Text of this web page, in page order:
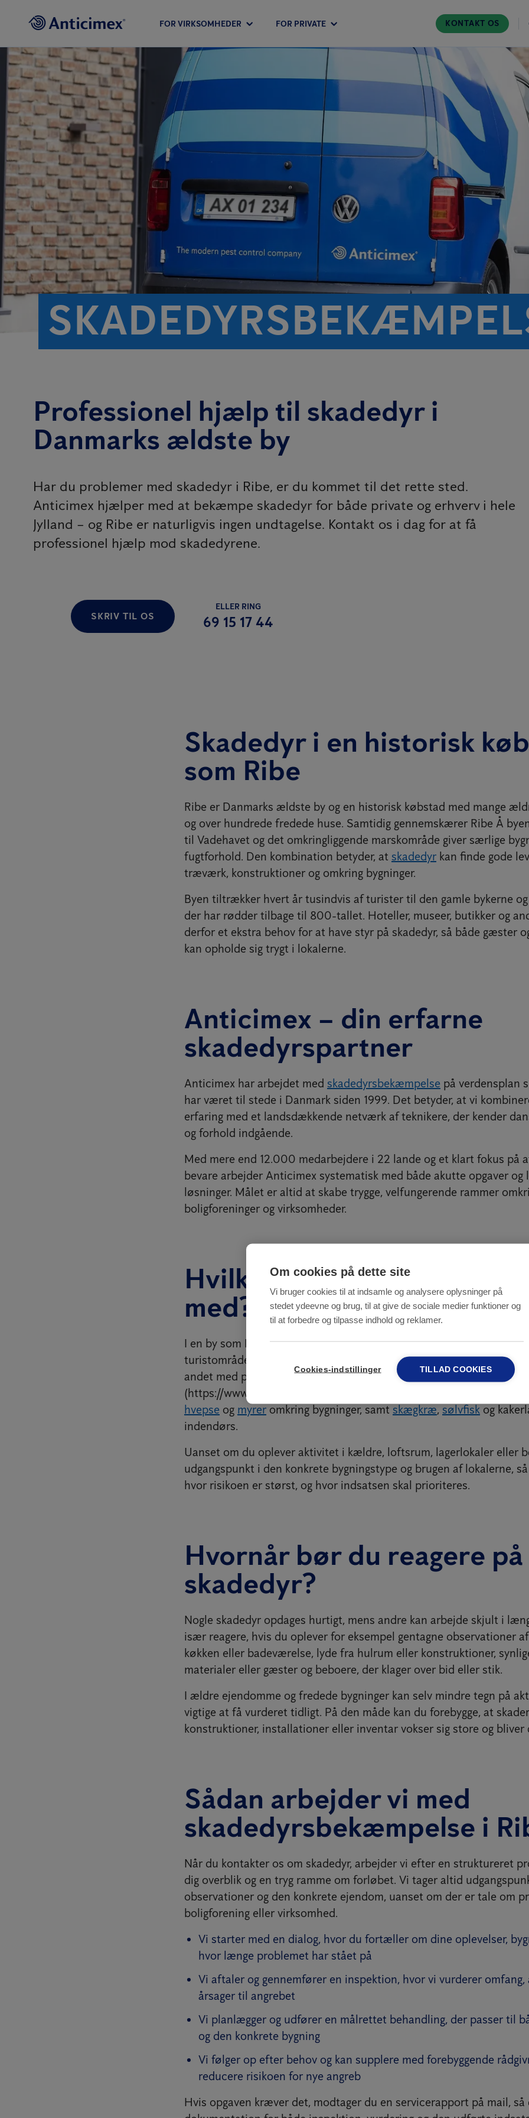
FOR VIRKSOMHEDER FOR PRIVATE KONTAKT OS
Professionel hjælp til skadedyr i
Danmarks ældste by
Har du problemer med skadedyr i Ribe, er du kommet til det rette sted.
Anticimex hjælper med at bekæmpe skadedyr for både private og erhverv i hele
Jylland – og Ribe er naturligvis ingen undtagelse. Kontakt os i dag for at få
professionel hjælp mod skadedyrene.
SKRIV TIL OS
ELLER RING
69 15 17 44
Skadedyr i en historisk
som Ribe
Ribe er Danmarks ældste by og en historisk købstad med mange
og over hundrede fredede huse. Samtidig gennemskærer Ribe Å
til Vadehavet og det omkringliggende marskområde giver særlige
fugtforhold. Den kombination betyder, at skadedyr kan finde gode
træværk, konstruktioner og omkring bygninger.
Byen tiltrækker hvert år tusindvis af turister til den gamle bykerne
der har rødder tilbage til 800-tallet. Hoteller, museer, butikker og
derfor et ekstra behov for at have styr på skadedyr, så både gæster
kan opholde sig trygt i lokalerne.
Anticimex – din erfarne
skadedyrspartner
Anticimex har arbejdet med skadedyrsbekæmpelse på verdensplan
har været til stede i Danmark siden 1999. Det betyder, at vi
erfaring med et landsdækkende netværk af teknikere, der kender
og forhold indgående.
Med mere end 12.000 medarbejdere i 22 lande og et klart fokus på
bevare arbejder Anticimex systematisk med både akutte opgaver og
løsninger. Målet er altid at skabe trygge, velfungerende rammer
boligforeninger og virksomheder.
Hvilke skadedyr hjælper
med?
I en by som Ribe med både gamle bindingsværkshuse, nyere boliger
turistområder kan du møde mange forskellige skadedyr. Anticimex
andet med problemer medrotterogmus
i erhvervsejendomme,
(https://www.anticimex.dk/vaeggelus/) i forbindelse med
hvepse og myrer omkring bygninger, samt skægkræ, sølvfisk og
indendørs.
Uanset om du oplever aktivitet i kældre, loftsrum, lagerlokaler eller
udgangspunkt i den konkrete bygningstype og brugen af lokalerne,
hvor risikoen er størst, og hvor indsatsen skal prioriteres.
Hvornår bør du reagere på
skadedyr?
Nogle skadedyr opdages hurtigt, mens andre kan arbejde skjult i
især reagere, hvis du oplever for eksempel gentagne observationer
køkken eller badeværelse, lyde fra hulrum eller konstruktioner,
materialer eller gæster og beboere, der klager over bid eller stik.
I ældre ejendomme og fredede bygninger kan selv mindre tegn på
vigtige at få vurderet tidligt. På den måde kan du forebygge, at
konstruktioner, installationer eller inventar vokser sig store og bliver
Sådan arbejder vi med
skadedyrsbekæmpelse i
Når du kontakter os om skadedyr, arbejder vi efter en struktureret
dig overblik og en tryg ramme om forløbet. Vi tager altid
observationer og den konkrete ejendom, uanset om der er tale om
boligforening eller virksomhed.
Vi starter med en dialog, hvor du fortæller om dine oplevelser,
hvor længe problemet har stået på
Vi aftaler og gennemfører en inspektion, hvor vi vurderer omfang,
årsager til angrebet
Vi planlægger og udfører en målrettet behandling, der passer til
og den konkrete bygning
Vi følger op efter behov og kan supplere med forebyggende
reducere risikoen for nye angreb
Hvis opgaven kræver det, modtager du en servicerapport på mail, så
Om cookies på dette site
Vi bruger cookies til at indsamle og analysere oplysninger på
stedet ydeevne og brug, til at give de sociale medier funktioner og
til at forbedre og tilpasse indhold og reklamer.
Cookies-indstillinger TILLAD COOKIES